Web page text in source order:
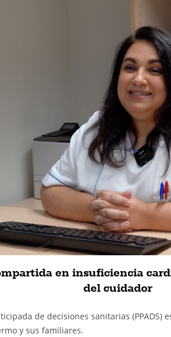
en insuficiencia
del cuidador
de decisiones sanitarias
y sus familiares.